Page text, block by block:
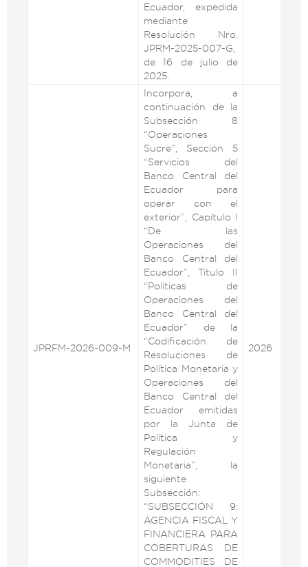
Ecuador, expedida
mediante
Resolución Nro.
JPRM-2025-007-G,
de 16 de julio de
2025.
JPRFM-2026-009-M
Incorpora, a
continuación de la
Subsección 8
“Operaciones
Sucre”, Sección 5
“Servicios del
Banco Central del
Ecuador para
operar con el
exterior”, Capítulo I
“De las
Operaciones del
Banco Central del
Ecuador”, Título II
“Políticas de
Operaciones del
Banco Central del
Ecuador” de la
“Codificación de
Resoluciones de
Política Monetaria y
Operaciones del
Banco Central del
Ecuador emitidas
por la Junta de
Política y
Regulación
Monetaria”, la
siguiente
Subsección:
“SUBSECCIÓN 9:
AGENCIA FISCAL Y
FINANCIERA PARA
COBERTURAS DE
COMMODITIES DE
2026